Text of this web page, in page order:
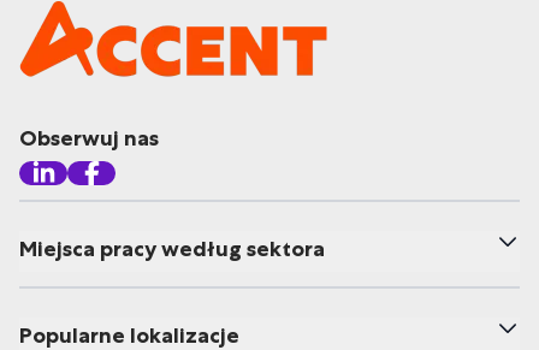
Obserwuj nas
Miejsca pracy według sektora
Popularne lokalizacje